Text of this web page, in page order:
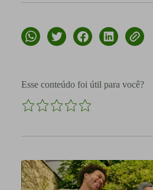
Esse conteúdo foi útil para você?